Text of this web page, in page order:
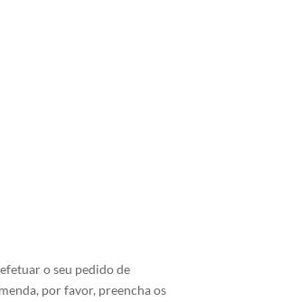
o seu pedido de
por favor, preencha os